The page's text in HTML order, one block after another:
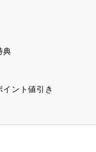
典
イント値引き